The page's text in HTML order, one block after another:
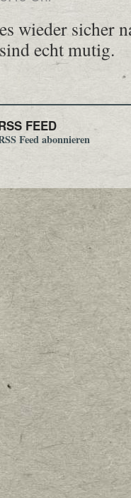
wieder sicher
echt mutig.
FEED
Feed abonnieren